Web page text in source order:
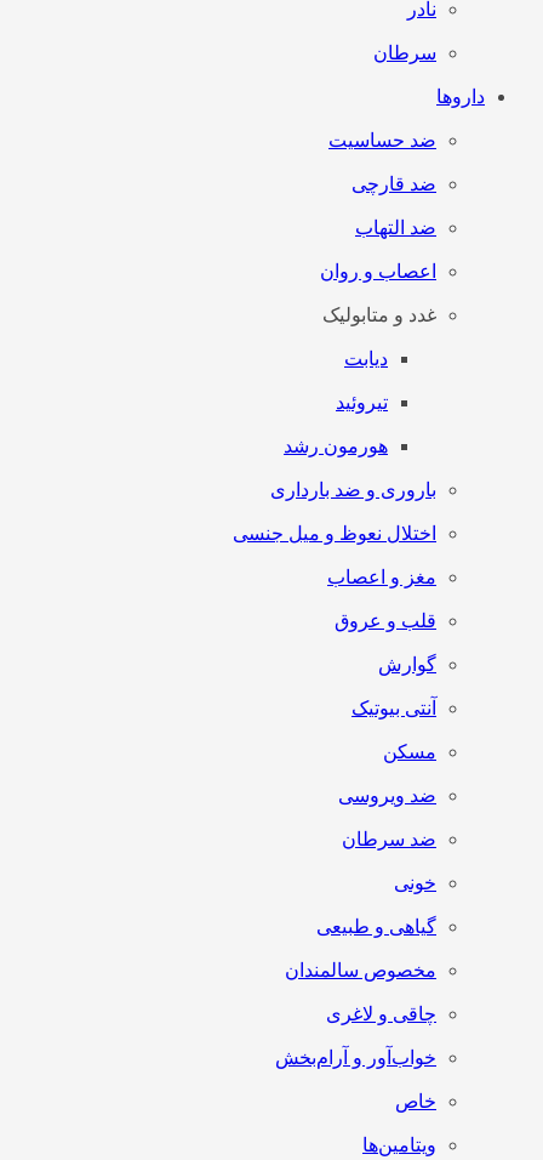
نادر
سرطان
داروها
ضد حساسیت
ضد قارچی
ضد التهاب
اعصاب و روان
غدد و متابولیک
دیابت
تیروئید
هورمون رشد
باروری و ضد بارداری
اختلال نعوظ و میل جنسی
مغز و اعصاب
قلب و عروق
گوارش
آنتی‌ بیوتیک
مسکن
ضد ویروسی
ضد سرطان
خونی
گیاهی و طبیعی
مخصوص سالمندان
چاقی و لاغری
خواب‌آور و آرام‌بخش
خاص
ویتامین‌ها